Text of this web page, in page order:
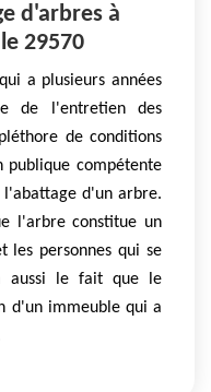
d'arbres à
29570
a plusieurs années
de l'entretien des
de conditions
publique compétente
d'un arbre.
l'arbre constitue un
les personnes qui se
aussi le fait que le
d'un immeuble qui a